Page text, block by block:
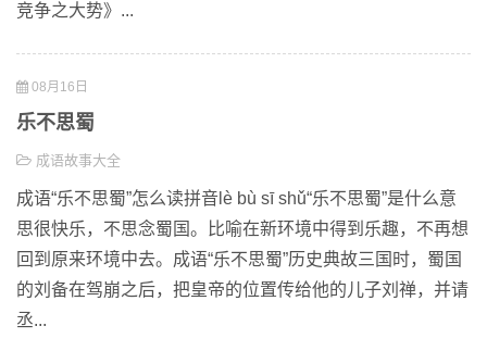
竞争之大势》...
08月16日
乐不思蜀
成语故事大全
成语“乐不思蜀”怎么读拼音lè bù sī shǔ“乐不思蜀”是什么意
思很快乐，不思念蜀国。比喻在新环境中得到乐趣，不再想
回到原来环境中去。成语“乐不思蜀”历史典故三国时，蜀国
的刘备在驾崩之后，把皇帝的位置传给他的儿子刘禅，并请
丞...